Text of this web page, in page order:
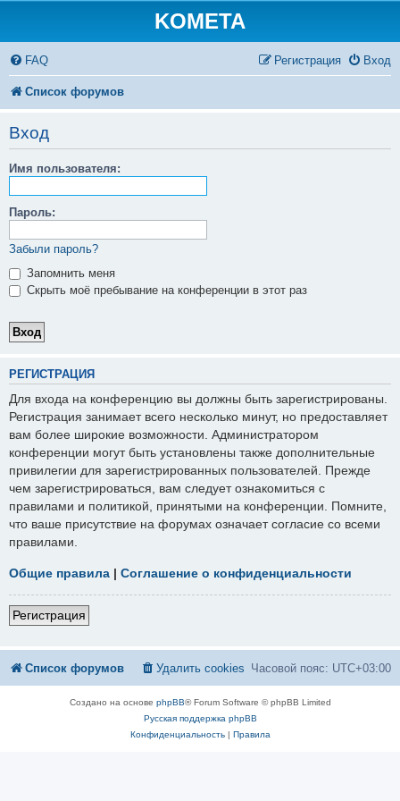
KOMETA
FAQ Вход
Регистрация
Список форумов
Вход
Имя пользователя:
Пароль:
Забыли пароль?
Запомнить меня
Скрыть моё пребывание на конференции в этот раз
РЕГИСТРАЦИЯ
Для входа на конференцию вы должны быть зарегистрированы.
Регистрация занимает всего несколько минут, но предоставляет
вам более широкие возможности. Администратором
конференции могут быть установлены также дополнительные
привилегии для зарегистрированных пользователей. Прежде
чем зарегистрироваться, вам следует ознакомиться с
правилами и политикой, принятыми на конференции. Помните,
что ваше присутствие на форумах означает согласие со всеми
правилами.
Общие правила | Соглашение о конфиденциальности
Регистрация
Список форумов Часовой пояс: UTC+03:00
Удалить cookies
Создано на основе phpBB® Forum Software © phpBB Limited
Русская поддержка phpBB
Конфиденциальность| Правила